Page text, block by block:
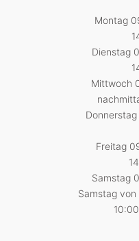
Montag
14:00
Dienstag
14:00
Mittwoch
14:00
Freitag
Samstag
Samstag